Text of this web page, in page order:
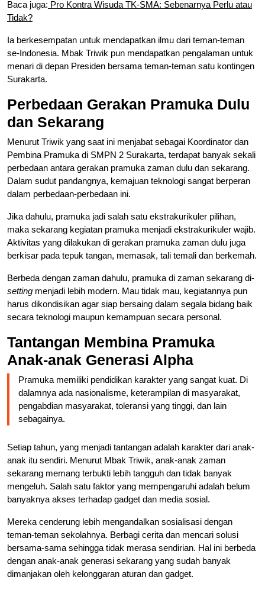
Baca juga: Pro Kontra Wisuda TK-SMA: Sebenarnya Perlu atau
Tidak?
Ia berkesempatan untuk mendapatkan ilmu dari teman-teman
se-Indonesia. Mbak Triwik pun mendapatkan pengalaman untuk
menari di depan Presiden bersama teman-teman satu kontingen
Surakarta.
Perbedaan Gerakan Pramuka Dulu
dan Sekarang
Menurut Triwik yang saat ini menjabat sebagai Koordinator dan
Pembina Pramuka di SMPN 2 Surakarta, terdapat banyak sekali
perbedaan antara gerakan pramuka zaman dulu dan sekarang.
Dalam sudut pandangnya, kemajuan teknologi sangat berperan
dalam perbedaan-perbedaan ini.
Jika dahulu, pramuka jadi salah satu ekstrakurikuler pilihan,
maka sekarang kegiatan pramuka menjadi ekstrakurikuler wajib.
Aktivitas yang dilakukan di gerakan pramuka zaman dulu juga
berkisar pada tepuk tangan, memasak, tali temali dan berkemah.
Berbeda dengan zaman dahulu, pramuka di zaman sekarang di-
setting menjadi lebih modern. Mau tidak mau, kegiatannya pun
harus dikondisikan agar siap bersaing dalam segala bidang baik
secara teknologi maupun kemampuan secara personal.
Tantangan Membina Pramuka
Anak-anak Generasi Alpha
Pramuka memiliki pendidikan karakter yang sangat kuat. Di
dalamnya ada nasionalisme, keterampilan di masyarakat,
pengabdian masyarakat, toleransi yang tinggi, dan lain
sebagainya.
Setiap tahun, yang menjadi tantangan adalah karakter dari anak-
anak itu sendiri. Menurut Mbak Triwik, anak-anak zaman
sekarang memang terbukti lebih tangguh dan tidak banyak
mengeluh. Salah satu faktor yang mempengaruhi adalah belum
banyaknya akses terhadap gadget dan media sosial.
Mereka cenderung lebih mengandalkan sosialisasi dengan
teman-teman sekolahnya. Berbagi cerita dan mencari solusi
bersama-sama sehingga tidak merasa sendirian. Hal ini berbeda
dengan anak-anak generasi sekarang yang sudah banyak
dimanjakan oleh kelonggaran aturan dan gadget.